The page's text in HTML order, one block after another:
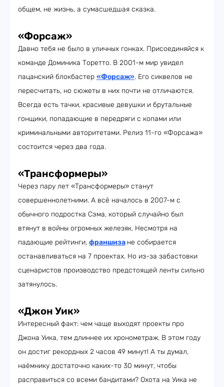
общем, не жизнь, а сумасшедшая сказка.
«Форсаж»
Давно тебя не было в уличных гонках. Присоединяйся к
команде Доминика Торетто. В 2001-м мир увидел
пацанский блокбастер «Форсаж». Его сиквелов не
пересчитать, но сюжеты в них почти не отличаются.
Всегда есть тачки, красивые девушки и брутальные
гонщики, попадающие в передряги с копами или
криминальными авторитетами. Релиз 11-го «Форсажа»
состоится через два года.
«Трансформеры»
Через пару лет «Трансформеры» станут
совершеннолетними. А всё началось в 2007-м с
обычного подростка Сэма, который случайно был
втянут в войны огромных железяк. Несмотря на
падающие рейтинги, франшиза не собирается
останавливаться на 7 проектах. Но из-за забастовки
сценаристов производство предстоящей ленты сильно
затянулось.
«Джон Уик»
Интересный факт: чем чаще выходят проекты про
Джона Уика, тем длиннее их хронометраж. В этом году
он достиг рекордных 2 часов 49 минут! А ты думал,
наёмнику достаточно каких-то 30 минут, чтобы
расправиться со всеми бандитами? Охота на Уика не